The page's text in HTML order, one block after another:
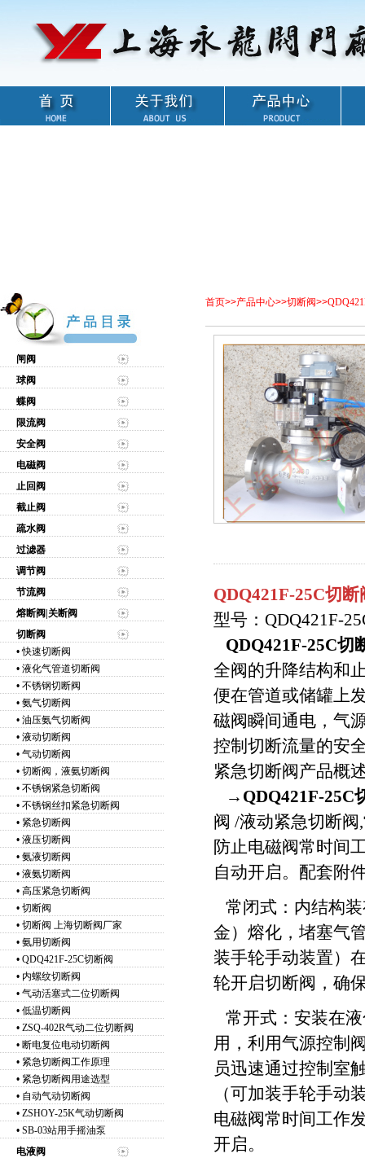
闸阀
球阀
蝶阀
限流阀
安全阀
电磁阀
止回阀
截止阀
疏水阀
过滤器
调节阀
节流阀
熔断阀|关断阀
切断阀
•快速切断阀
• 液化气管道切断阀
• 不锈钢切断阀
• 氨气切断阀
• 油压氨气切断阀
• 液动切断阀
• 气动切断阀
• 切断阀，液氨切断阀
• 不锈钢紧急切断阀
• 不锈钢丝扣紧急切断阀
• 紧急切断阀
• 液压切断阀
• 氨液切断阀
• 液氨切断阀
• 高压紧急切断阀
• 切断阀
• 切断阀 上海切断阀厂家
• 氨用切断阀
• QDQ421F-25C切断阀
• 内螺纹切断阀
• 气动活塞式二位切断阀
• 低温切断阀
• ZSQ-402R气动二位切断阀
• 断电复位电动切断阀
• 紧急切断阀工作原理
• 紧急切断阀用途选型
• 自动气动切断阀
• ZSHOY-25K气动切断阀
• SB-03站用手摇油泵
电液阀
首页>>产品中心>>切断阀>>
QDQ421F-25C切断
型号：QDQ421F-
QDQ421F-25C切
全阀的升降结构和
便在管道或储罐上
磁阀瞬间通电，气
控制切断流量的安
紧急切断阀产品概
→ QDQ421F-25C
阀 /液动紧急切断
防止电磁阀常时间
自动开启。配套附
常闭式：内结构
金）熔化，堵塞气
装手轮手动装置）
轮开启切断阀，确
常开式：安装在
用，利用气源控制
员迅速通过控制室
（可加装手轮手动
电磁阀常时间工作
开启。